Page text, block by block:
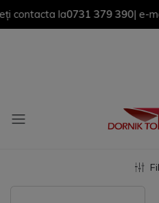
la0731 379 390| e-mail: